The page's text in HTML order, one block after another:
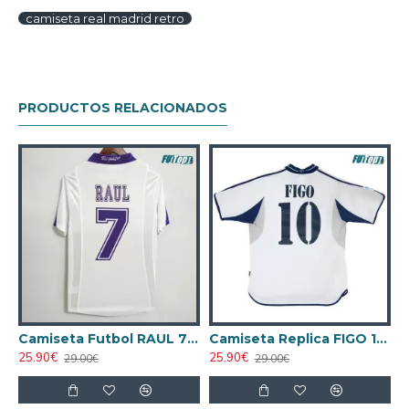
camiseta real madrid retro
PRODUCTOS RELACIONADOS
Camiseta Futbol RAUL 7 Real Madrid Primera Equipación 1997/98 Vintage
25.90€ 29.00€
Camiseta Replica FIGO 10 Real Madrid Home 2000/01 Antigua
25.90€ 29.00€